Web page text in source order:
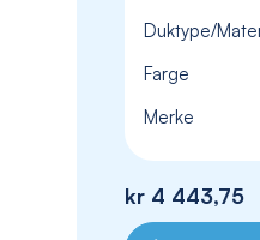
Duktype/
Farge
Merke
kr 4 443,75